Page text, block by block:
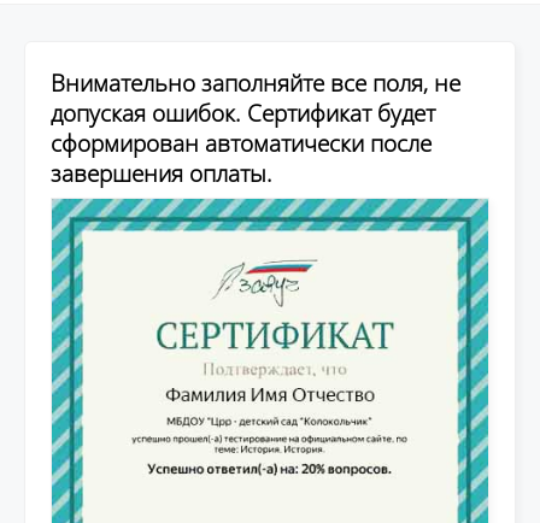
Внимательно заполняйте все поля, не
допуская ошибок. Сертификат будет
сформирован автоматически после
завершения оплаты.